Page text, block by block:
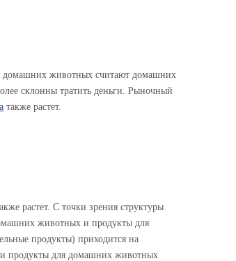
домашних животных считают домашних
склонны тратить деньги. Рыночный
также растет.
растет. С точки зрения структуры
животных и продукты для
продукты) приходится на
продукты для домашних животных